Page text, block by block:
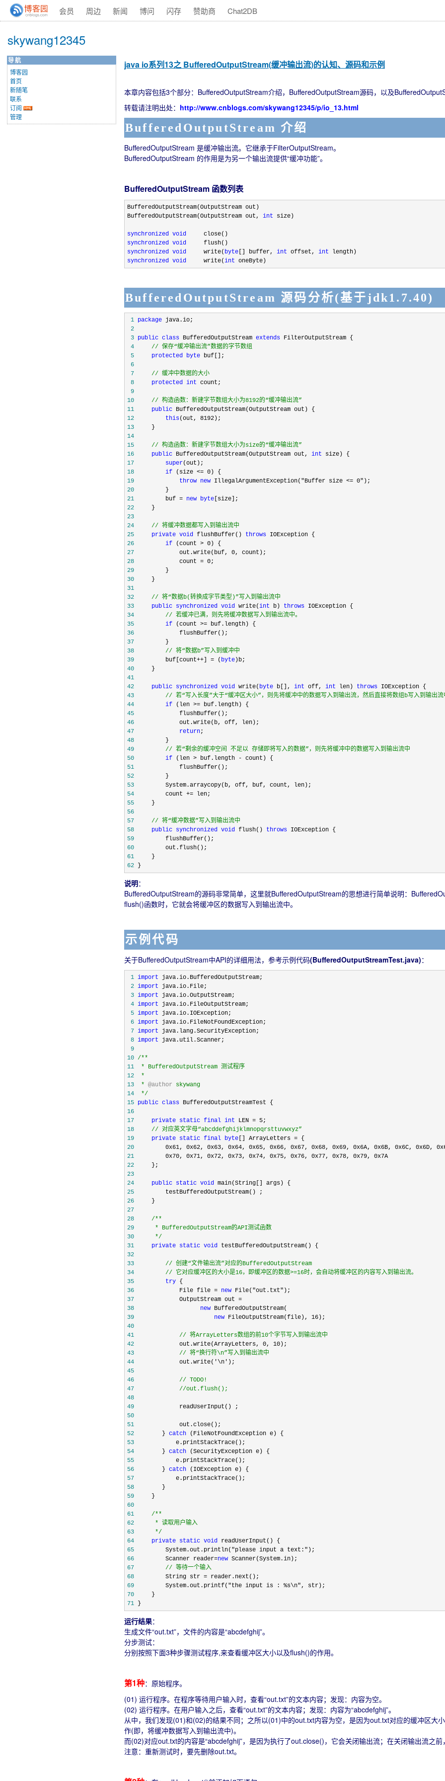
会员 周边 新闻 博问 闪存 赞助商 Chat2DB
skywang12345
导航
博客园
首页
新随笔
联系
订阅
管理
java io系列13之 BufferedOutputStream(缓冲输出流)的认知、源码和示例
本章内容包括3个部分：BufferedOutputStream介绍，BufferedOutputStream源码，以及
转载请注明出处： http://www.cnblogs.com/skywang12345/p/io_13.html
BufferedOutputStream 介绍
BufferedOutputStream 是缓冲输出流。它继承于FilterOutputStream。
BufferedOutputStream 的作用是为另一个输出流提供“缓冲功能”。
BufferedOutputStream 函数列表
BufferedOutputStream(OutputStream out)
BufferedOutputStream(OutputStream out, int size)
synchronized void
synchronized void
synchronized void
     write(
byte [] buffer, int offset, int
synchronized void
     write(
int oneByte)
BufferedOutputStream 源码分析(基于jdk1.7.40)
1 package
2
3 public class BufferedOutputStream extends
4
// 保存“缓冲输出流”数据的字节数组
5
protected byte
6
7
// 缓冲中数据的大小
8
protected int
9
10
// 构造函数：新建字节数组大小为8192的“缓冲输出流”
11
public
12
this(out, 8192
13
14
15
// 构造函数：新建字节数组大小为size的“缓冲输出流”
16
public BufferedOutputStream(OutputStream out, int
17
super
18
if (size <= 0
19
throw new IllegalArgumentException("Buffer size <= 0"
20
21
         buf =
new byte
22
23
24
// 将缓冲数据都写入到输出流中
25
private void flushBuffer() throws
26
if (count > 0
27
             out.write(buf, 0
28
             count = 0
29
30
31
32
// 将“数据b(转换成字节类型)”写入到输出流中
33
public synchronized void write(int b) throws
34
// 若缓冲已满，则先将缓冲数据写入到输出流中。
35
if (count >=
36
37
38
// 将“数据b”写入到缓冲中
39
         buf[count++] = (
byte
40
41
42
public synchronized void write( byte b[], int off, int len) throws
43
// 若“写入长度”大于“缓冲区大小”，则先将缓冲中的数据写入到输出流，然后直接将数组b写入到输出流
44
if (len >=
45
46
47
return
48
49
// 若“剩余的缓冲空间 不足以 存储即将写入的数据”，则先将缓冲中的数据写入到输出流中
50
if (len > buf.length -
51
52
53
54
         count +=
55
56
57
// 将“缓冲数据”写入到输出流中
58
public synchronized void flush() throws
59
60
61
62 }
说明：
BufferedOutputStream的源码非常简单，这里就BufferedOutputStream的思想进行简单说明：
flush()函数时，它就会将缓冲区的数据写入到输出流中。
示例代码
关于BufferedOutputStream中API的详细用法，参考示例代码(BufferedOutputStreamTest.java)：
1 import
2 import
3 import
4 import
5 import
6 import
7 import
8 import
9
10 /**
11
12
13
* @author
14
*/
15 public class
16
17
private static final int LEN = 5
18
// 对应英文字母“abcddefghijklmnopqrsttuvwxyz”
19
private static final byte [] ArrayLetters =
20
0x61, 0x62, 0x63, 0x64, 0x65, 0x66, 0x67, 0x68, 0x69, 0x6A, 0x6B, 0x6C, 0x6D,
21
22
23
24
public static void
25
26
27
28
/**
29
30
*/
31
private static void
32
33
//
34
// 它对应缓冲区的大小是16，即缓冲区的数据>=16时，会自动将缓冲区的内容写入到输出流。
35
try
36
             File file =
new File("out.txt"
37
38
new
39
new FileOutputStream(file), 16
40
41
// 将ArrayLetters数组的前10个字节写入到输出流中
42
             out.write(ArrayLetters, 0, 10
43
// 将“换行符\n”写入到输出流中
44
             out.write('\n'
45
46
//
47
//out.flush();
48
49
50
51
52
        }
catch
53
54
        }
catch
55
56
        }
catch
57
58
59
60
61
/**
62
63
*/
64
private static void
65
         System.out.println("please input a text:"
66
         Scanner reader=
new
67
// 等待一个输入
68
         String str =
69
         System.out.printf("the input is : %s\n"
70
71 }
运行结果：
生成文件“out.txt”，文件的内容是“abcdefghij”。
分步测试：
分别按照下面3种步骤测试程序,来查看缓冲区大小以及flush()的作用。
第1种：原始程序。
(01) 运行程序。在程序等待用户输入时，查看“out.txt”的文本内容；发现：内容为空。
(02) 运行程序。在用户输入之后，查看“out.txt”的文本内容；发现：内容为“abcdefghij”。
从中，我们发现(01)和(02)的结果不同；之所以(01)中的out.txt内容为空，是因为out.txt对应的缓冲区大
作(即，将缓冲数据写入到输出流中)。
而(02)对应out.txt的内容是“abcdefghij”，是因为执行了out.close()，它会关闭输出流；在关闭输出流之
注意：重新测试时，要先删除out.txt。